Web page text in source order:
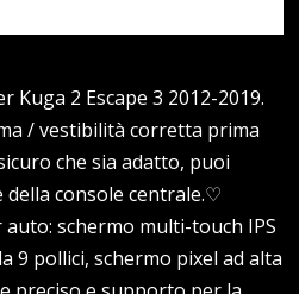
2 Escape 3 2012-2019.
/ vestibilità corretta prima
che sia adatto, puoi
console centrale.♡
schermo multi-touch IPS
9 pollici, schermo pixel ad alta